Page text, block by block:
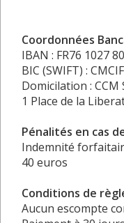
Coordonnées
IBAN : FR76 1027
BIC (SWIFT) :
Domicilation : CCM
1 Place de la
Pénalités en cas
Indemnité
40 euros
Conditions de
Aucun escompte